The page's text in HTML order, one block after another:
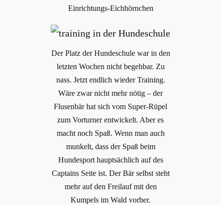
Einrichtungs-Eichhörnchen
Der Platz der Hundeschule war in den
letzten Wochen nicht begehbar. Zu
nass. Jetzt endlich wieder Training.
Wäre zwar nicht mehr nötig – der
Flusenbär hat sich vom Super-Rüpel
zum Vorturner entwickelt. Aber es
macht noch Spaß. Wenn man auch
munkelt, dass der Spaß beim
Hundesport hauptsächlich auf des
Captains Seite ist. Der Bär selbst steht
mehr auf den Freilauf mit den
Kumpels im Wald vorher.